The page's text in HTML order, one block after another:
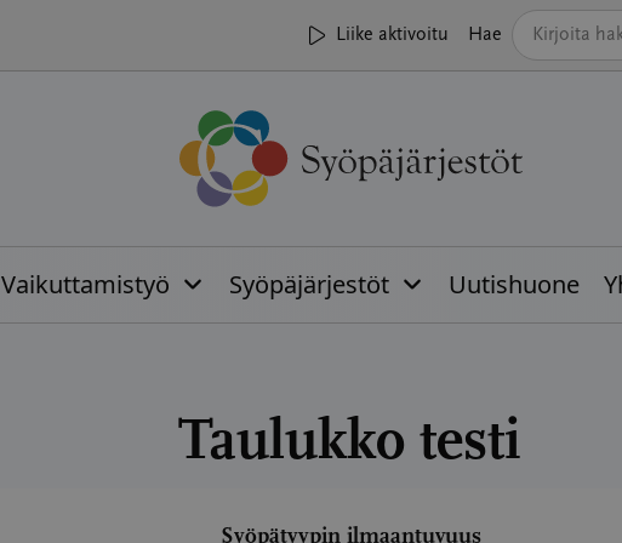
Liike aktivoitu Hae
Vaikuttamistyö Syöpäjärjestöt Uutishuone
Taulukko testi
Syöpätyypin ilmaantuvuus